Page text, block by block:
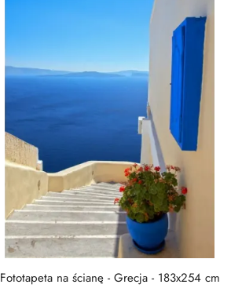
Fototapeta na ścianę - Grecja - 183x254 cm